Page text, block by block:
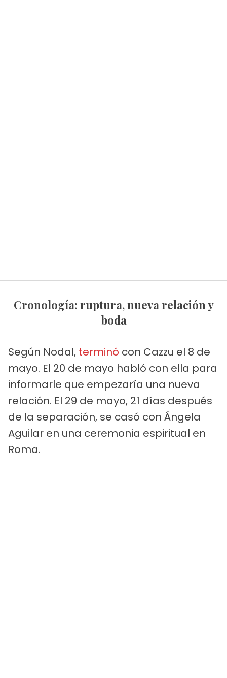
Cronología: ruptura, nueva relación y
boda
Según Nodal, terminó con Cazzu el 8 de
mayo. El 20 de mayo habló con ella para
informarle que empezaría una nueva
relación. El 29 de mayo, 21 días después
de la separación, se casó con Ángela
Aguilar en una ceremonia espiritual en
Roma.